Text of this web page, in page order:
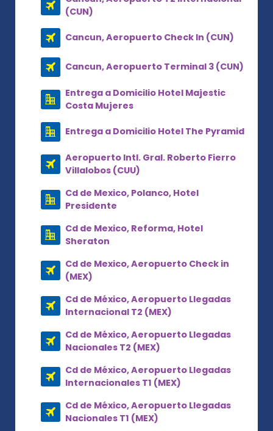
(CUN)
Cancun, Aeropuerto Check In (CUN)
Cancun, Aeropuerto Terminal 3 (CUN)
Entrega a Domicilio Hotel Majestic
Costa Mujeres
Entrega a Domicilio Hotel The Pyramid
Aeropuerto Intl. Gral. Roberto Fierro
Villalobos (CUU)
Cd de Mexico, Polanco, Hotel
Presidente
Cd de Mexico, Reforma, Hotel
Sheraton
Cd de Mexico, Aeropuerto Check in
(MEX)
Cd de México, Aeropuerto Llegadas
Internacional T2 (MEX)
Cd de México, Aeropuerto Llegadas
Nacionales T2 (MEX)
Cd de México, Aeropuerto Llegadas
Internacionales T1 (MEX)
Cd de México, Aeropuerto Llegadas
Nacionales T1 (MEX)